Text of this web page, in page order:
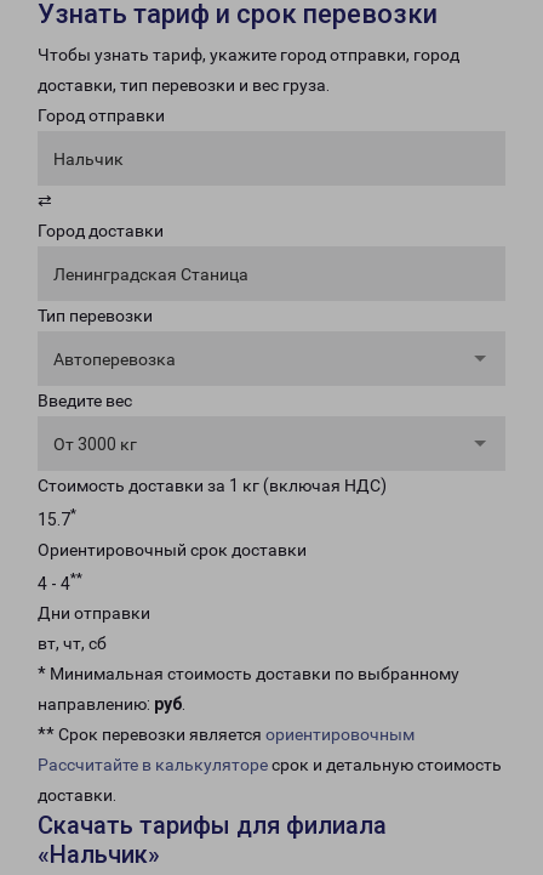
Узнать тариф и срок перевозки
Чтобы узнать тариф, укажите город отправки, город
доставки, тип перевозки и вес груза.
Город отправки
Нальчик
⇄
Город доставки
Ленинградская Станица
Тип перевозки
Автоперевозка
Введите вес
От 3000 кг
Стоимость доставки за 1 кг (включая НДС)
15.7*
Ориентировочный срок доставки
4 - 4**
Дни отправки
вт, чт, сб
* Минимальная стоимость доставки по выбранному
направлению: руб.
** Срок перевозки является ориентировочным
Рассчитайте в калькуляторесрок и детальную стоимость
доставки.
Скачать тарифы для филиала
«Нальчик»